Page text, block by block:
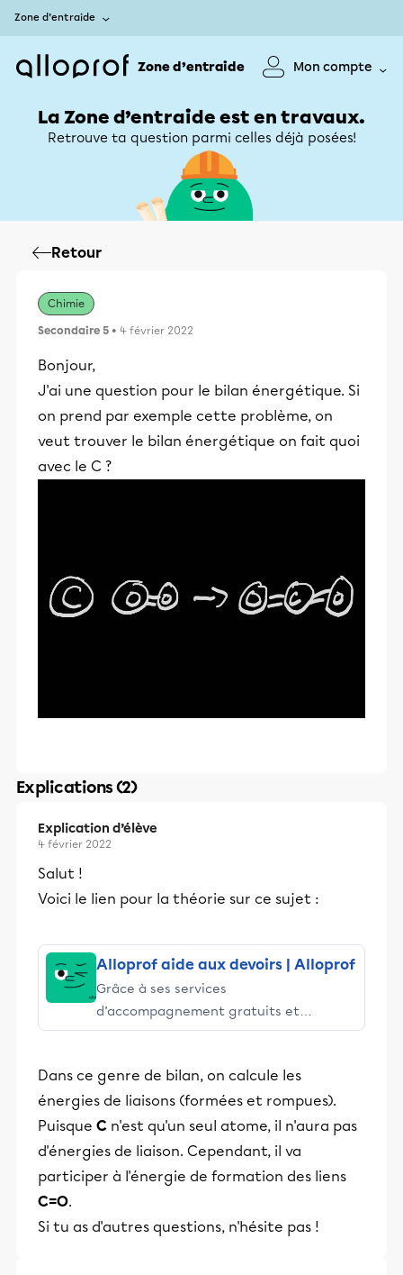
Zone d’entraide
Zone d’entraide Mon compte
La Zone d’entraide est en travaux.
Retrouve ta question parmi celles déjà posées!
Retour
Chimie
Secondaire 5 • 4 février 2022
Bonjour,
J'ai une question pour le bilan énergétique. Si
on prend par exemple cette problème, on
veut trouver le bilan énergétique on fait quoi
avec le C ?
Explications (2)
Explication d’élève
4 février 2022
Salut !
Voici le lien pour la théorie sur ce sujet :
Alloprof aide aux devoirs | Alloprof
Grâce à ses services
d’accompagnement gratuits et
stimulants, Alloprof engage les élèves
éducative.
Dans ce genre de bilan, on calcule les
énergies de liaisons (formées et rompues).
Puisque C n'est qu'un seul atome, il n'aura pas
d'énergies de liaison. Cependant, il va
participer à l'énergie de formation des liens
C=O.
Si tu as d'autres questions, n'hésite pas !